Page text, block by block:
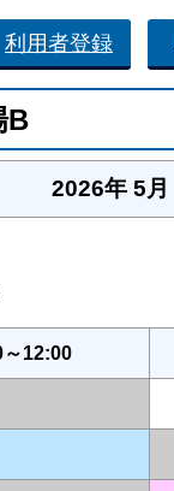
利用者登録
B
2026年 5月
12:00